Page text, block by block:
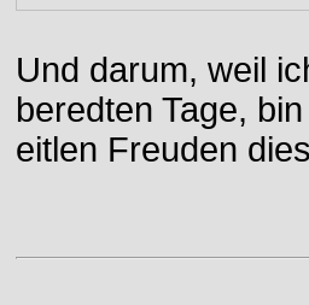
Und darum, weil
beredten Tage,
eitlen Freuden